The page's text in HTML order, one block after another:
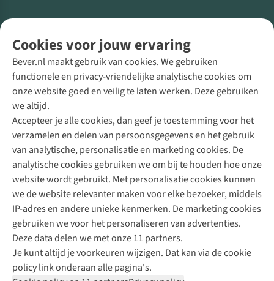
Cookies voor jouw ervaring
Bever.nl maakt gebruik van cookies. We gebruiken
functionele en privacy-vriendelijke analytische cookies om
onze website goed en veilig te laten werken. Deze gebruiken
we altijd.
Accepteer je alle cookies, dan geef je toestemming voor het
verzamelen en delen van persoonsgegevens en het gebruik
van analytische, personalisatie en marketing cookies. De
analytische cookies gebruiken we om bij te houden hoe onze
website wordt gebruikt. Met personalisatie cookies kunnen
we de website relevanter maken voor elke bezoeker, middels
IP-adres en andere unieke kenmerken. De marketing cookies
gebruiken we voor het personaliseren van advertenties.
Deze data delen we met onze 11 partners.
Je kunt altijd je voorkeuren wijzigen. Dat kan via de cookie
policy link onderaan alle pagina's.
Direct advies van een Buitenexpert
+31 (0)85 888 50 88
+31 6 12 28 49 80
Contactformulier